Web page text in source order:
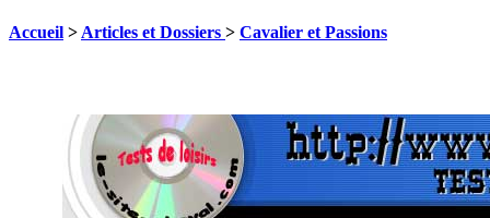
Accueil > Articles et Dossiers > Cavalier et Passions